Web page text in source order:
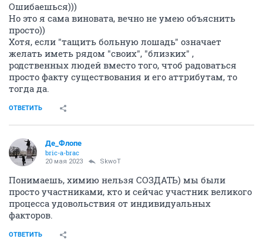
Ошибаешься)))
Но это я сама виновата, вечно не умею объяснить
просто))
Хотя, если "тащить больную лошадь" означает
желать иметь рядом "своих", "близких" ,
родственных людей вместо того, чтоб радоваться
просто факту существования и его аттрибутам, то
тогда да.
ОТВЕТИТЬ
Де_Флопе
bric-a-brac
20 мая 2023 SkwоT
Понимаешь, химию нельзя СОЗДАТЬ) мы были
просто участниками, кто и сейчас участник великого
процесса удовольствия от индивидуальных
факторов.
ОТВЕТИТЬ